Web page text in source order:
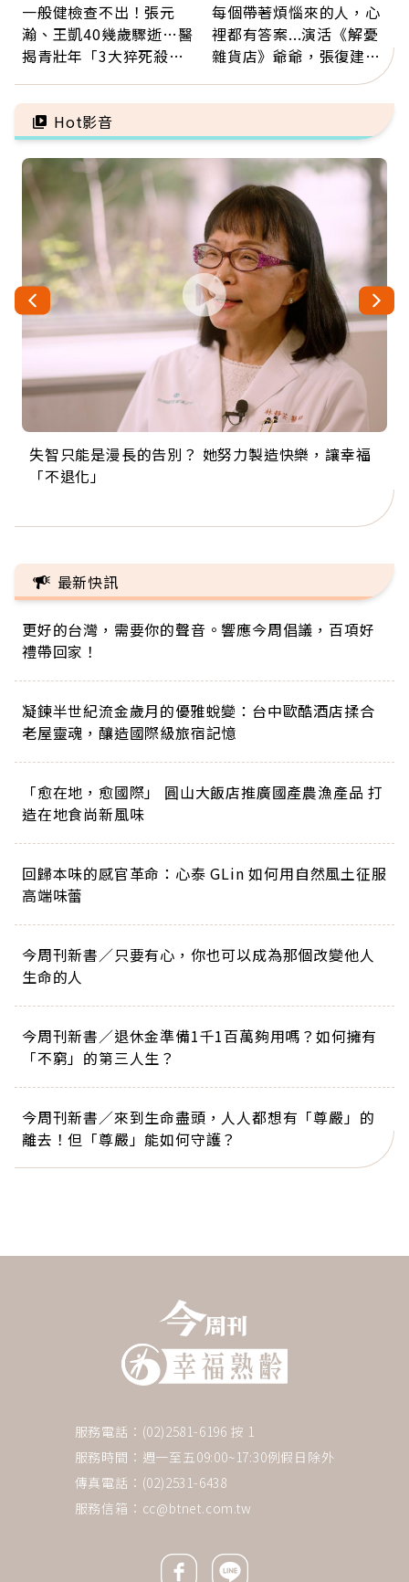
一般健檢查不出！張元
瀚、王凱40幾歲驟逝…醫
揭青壯年「3大猝死殺
雷
每個帶著煩惱來的人，心
裡都有答案...演活《解憂
雜貨店》爺爺，張復建：
放下執著不是認輸，而是
善待自己
Hot影音
失智只能是漫長的告別？ 她努力製造快樂，讓幸福
「不退化」
來自剛果的巧克力神父 為台灣奉獻36年 「台灣是我
的家，我連作夢都講台語！」
63歲卸矽谷副總、搬回台灣找快樂！「蛋黃哥小
丑」走進安養院，逗樂上萬爺奶：退休後才開始真
104歲打破金氏世界紀錄 成為全球最年長羽球選
手，分享長壽的秘密原來是「這個」
事業巔峰他選擇追夢…黑手阿伯拉小提琴還登上小
巨蛋！連CNN都大讚！
最新快訊
更好的台灣，需要你的聲音。響應今周倡議，百項好
禮帶回家！
凝鍊半世紀流金歲月的優雅蛻變：台中歐酷酒店揉合
老屋靈魂，釀造國際級旅宿記憶
「愈在地，愈國際」 圓山大飯店推廣國產農漁產品 打
造在地食尚新風味
回歸本味的感官革命：心泰 GLin 如何用自然風土征服
高端味蕾
今周刊新書／只要有心，你也可以成為那個改變他人
生命的人
今周刊新書／退休金準備1千1百萬夠用嗎？如何擁有
「不窮」的第三人生？
今周刊新書／來到生命盡頭，人人都想有「尊嚴」的
離去！但「尊嚴」能如何守護？
服務電話：(02)2581-6196 按 1
服務時間：週一至五09:00~17:30例假日除外
傳真電話：(02)2531-6438
服務信箱： cc@btnet.com.tw
Facebook icon
Line icon